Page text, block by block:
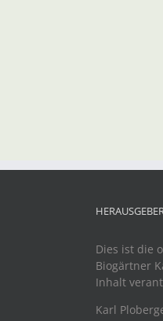
Dies ist die
Biogärtner
Inhalt
Karl